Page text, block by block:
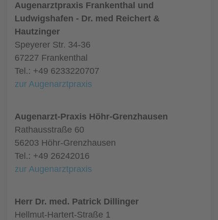
Augenarztpraxis Frankenthal und
Ludwigshafen - Dr. med Reichert &
Hautzinger
Speyerer Str. 34-36
67227 Frankenthal
Tel.: +49 6233220707
zur Augenarztpraxis
Augenarzt-Praxis Höhr-Grenzhausen
Rathausstraße 60
56203 Höhr-Grenzhausen
Tel.: +49 26242016
zur Augenarztpraxis
Herr Dr. med. Patrick Dillinger
Hellmut-Hartert-Straße 1